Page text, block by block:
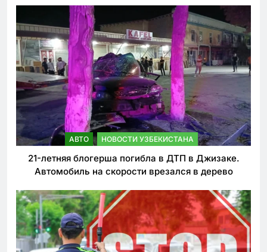
АВТО НОВОСТИ УЗБЕКИСТАНА
21-летняя блогерша погибла в ДТП в Джизаке.
Автомобиль на скорости врезался в дерево